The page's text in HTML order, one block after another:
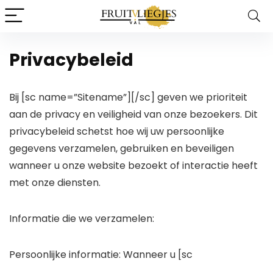
Privacybeleid
Bij [sc name=”Sitename”][/sc] geven we prioriteit
aan de privacy en veiligheid van onze bezoekers. Dit
privacybeleid schetst hoe wij uw persoonlijke
gegevens verzamelen, gebruiken en beveiligen
wanneer u onze website bezoekt of interactie heeft
met onze diensten.
Informatie die we verzamelen:
Persoonlijke informatie: Wanneer u [sc